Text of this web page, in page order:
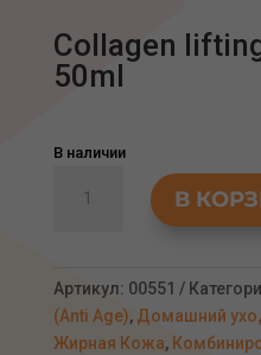
Collagen
50ml
В наличии
товара
Коллагеновый
крем
(ночь),
50мл
В
Артикул: 00551
(Anti Age), Домашний
Жирная Кожа,